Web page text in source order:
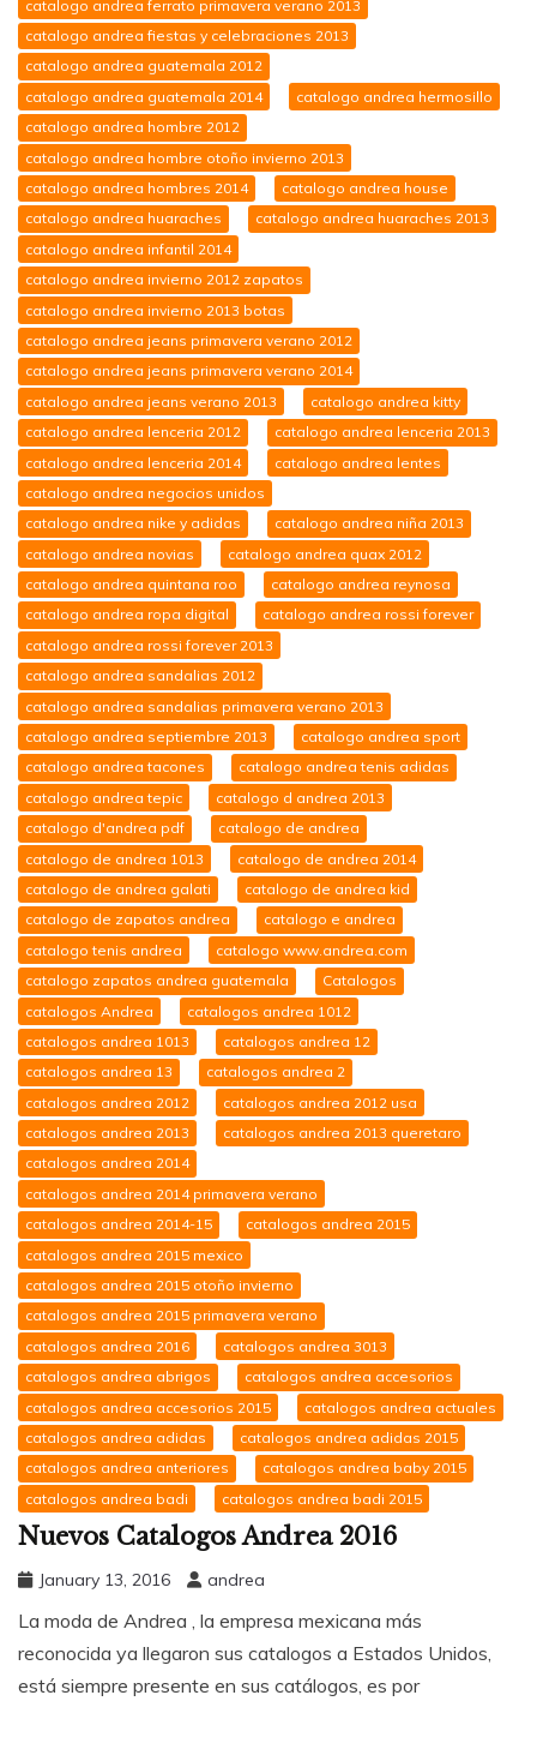
catalogo andrea ferrato primavera verano 2013
catalogo andrea fiestas y celebraciones 2013
catalogo andrea guatemala 2012
catalogo andrea guatemala 2014
catalogo andrea hermosillo
catalogo andrea hombre 2012
catalogo andrea hombre otoño invierno 2013
catalogo andrea hombres 2014
catalogo andrea house
catalogo andrea huaraches
catalogo andrea huaraches 2013
catalogo andrea infantil 2014
catalogo andrea invierno 2012 zapatos
catalogo andrea invierno 2013 botas
catalogo andrea jeans primavera verano 2012
catalogo andrea jeans primavera verano 2014
catalogo andrea jeans verano 2013
catalogo andrea kitty
catalogo andrea lenceria 2012
catalogo andrea lenceria 2013
catalogo andrea lenceria 2014
catalogo andrea lentes
catalogo andrea negocios unidos
catalogo andrea nike y adidas
catalogo andrea niña 2013
catalogo andrea novias
catalogo andrea quax 2012
catalogo andrea quintana roo
catalogo andrea reynosa
catalogo andrea ropa digital
catalogo andrea rossi forever
catalogo andrea rossi forever 2013
catalogo andrea sandalias 2012
catalogo andrea sandalias primavera verano 2013
catalogo andrea septiembre 2013
catalogo andrea sport
catalogo andrea tacones
catalogo andrea tenis adidas
catalogo andrea tepic
catalogo d andrea 2013
catalogo d'andrea pdf
catalogo de andrea
catalogo de andrea 1013
catalogo de andrea 2014
catalogo de andrea galati
catalogo de andrea kid
catalogo de zapatos andrea
catalogo e andrea
catalogo tenis andrea
catalogo www.andrea.com
catalogo zapatos andrea guatemala
Catalogos
catalogos Andrea
catalogos andrea 1012
catalogos andrea 1013
catalogos andrea 12
catalogos andrea 13
catalogos andrea 2
catalogos andrea 2012
catalogos andrea 2012 usa
catalogos andrea 2013
catalogos andrea 2013 queretaro
catalogos andrea 2014
catalogos andrea 2014 primavera verano
catalogos andrea 2014-15
catalogos andrea 2015
catalogos andrea 2015 mexico
catalogos andrea 2015 otoño invierno
catalogos andrea 2015 primavera verano
catalogos andrea 2016
catalogos andrea 3013
catalogos andrea abrigos
catalogos andrea accesorios
catalogos andrea accesorios 2015
catalogos andrea actuales
catalogos andrea adidas
catalogos andrea adidas 2015
catalogos andrea anteriores
catalogos andrea baby 2015
catalogos andrea badi
catalogos andrea badi 2015
Nuevos Catalogos Andrea 2016
January 13, 2016 andrea
La moda de Andrea , la empresa mexicana más
reconocida ya llegaron sus catalogos a Estados Unidos,
está siempre presente en sus catálogos, es por